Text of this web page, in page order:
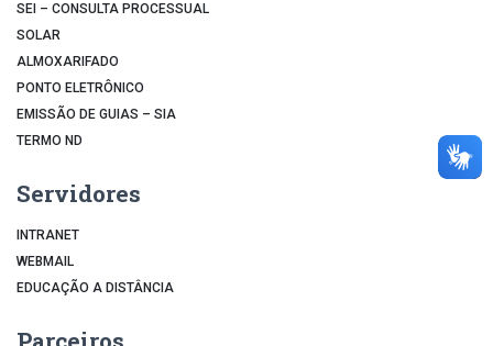
SEI – CONSULTA PROCESSUAL
SOLAR
ALMOXARIFADO
PONTO ELETRÔNICO
EMISSÃO DE GUIAS – SIA
TERMO ND
Servidores
INTRANET
WEBMAIL
EDUCAÇÃO A DISTÂNCIA